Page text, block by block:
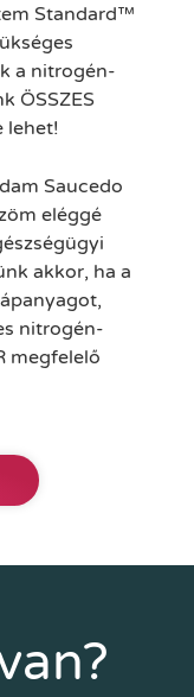
Standard™
a nitrogén-
ÖSSZES
lehet!
Saucedo
eléggé
akkor, ha a
nitrogén-
megfelelő